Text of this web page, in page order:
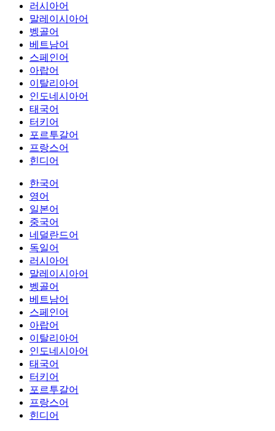
러시아어
말레이시아어
벵골어
베트남어
스페인어
아랍어
이탈리아어
인도네시아어
태국어
터키어
포르투갈어
프랑스어
힌디어
한국어
영어
일본어
중국어
네덜란드어
독일어
러시아어
말레이시아어
벵골어
베트남어
스페인어
아랍어
이탈리아어
인도네시아어
태국어
터키어
포르투갈어
프랑스어
힌디어